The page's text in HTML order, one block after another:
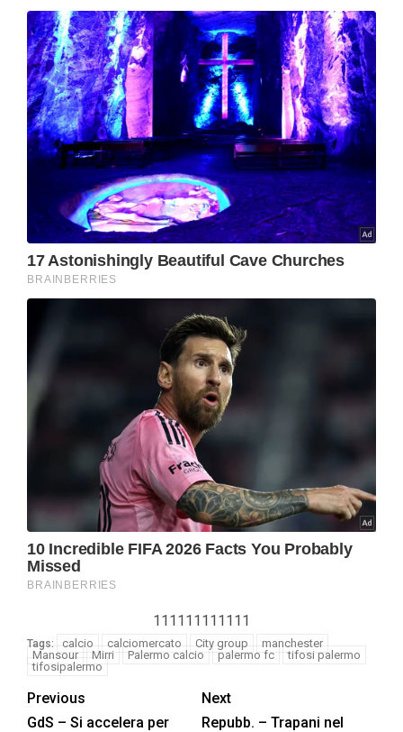
111111111111
Tags: calcio calciomercato City group
manchester
Mansour
Mirri Palermo calcio palermo fc
tifosi palermo
tifosipalermo
Previous
GdS – Si accelera per
Next
Repubb. – Trapani nel